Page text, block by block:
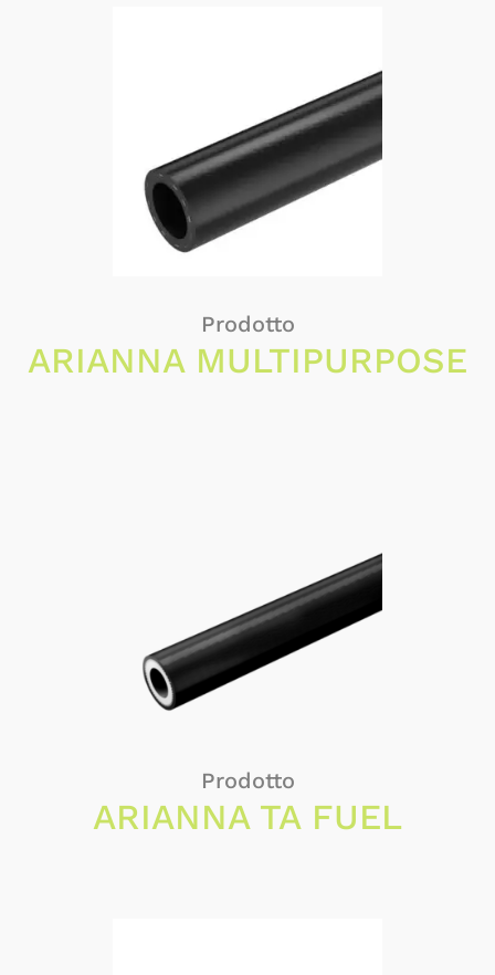
Prodotto
ARIANNA MULTIPURPOSE
Prodotto
ARIANNA TA FUEL